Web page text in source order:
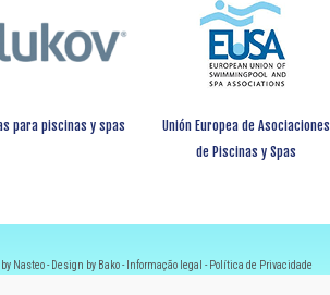
para piscinas y spas
Unión Europea de Asociaciones
de Piscinas y Spas
Nasteo - Design by Bako - Informação legal - Política de Privacidade